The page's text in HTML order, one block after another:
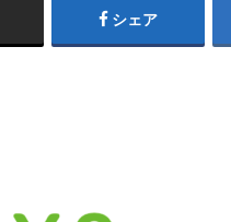
シェア